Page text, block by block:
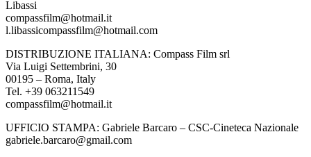
Libassi
compassfilm@hotmail.it
l.libassicompassfilm@hotmail.com
DISTRIBUZIONE ITALIANA: Compass Film srl
Via Luigi Settembrini, 30
00195 – Roma, Italy
Tel. +39 063211549
compassfilm@hotmail.it
UFFICIO STAMPA: Gabriele Barcaro – CSC-Cineteca Nazionale
gabriele.barcaro@gmail.com